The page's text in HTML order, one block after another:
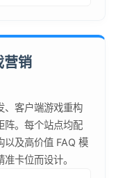
营销
、客户端游戏重构
阵。每个站点均配
以及高价值 FAQ 模
卡位而设计。